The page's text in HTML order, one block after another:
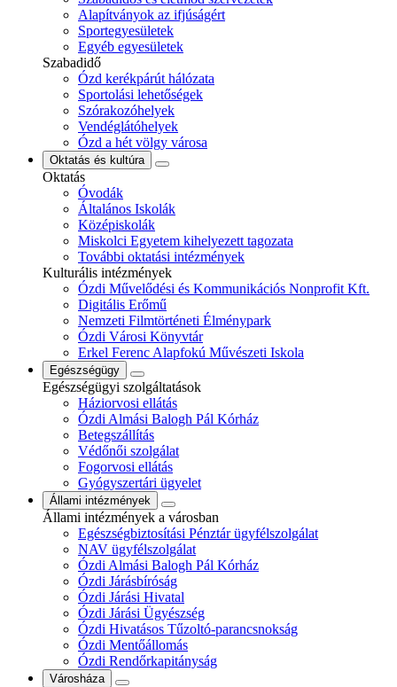
Alapítványok az ifjúságért
Sportegyesületek
Egyéb egyesületek
Szabadidő
Ózd kerékpárút hálózata
Sportolási lehetőségek
Szórakozóhelyek
Vendéglátóhelyek
Ózd a hét völgy városa
Oktatás és kultúra
Oktatás
Óvodák
Általános Iskolák
Középiskolák
Miskolci Egyetem kihelyezett tagozata
További oktatási intézmények
Kulturális intézmények
Ózdi Művelődési és Kommunikációs Nonprofit Kft.
Digitális Erőmű
Nemzeti Filmtörténeti Élménypark
Ózdi Városi Könyvtár
Erkel Ferenc Alapfokú Művészeti Iskola
Egészségügy
Egészségügyi szolgáltatások
Háziorvosi ellátás
Ózdi Almási Balogh Pál Kórház
Betegszállítás
Védőnői szolgálat
Fogorvosi ellátás
Gyógyszertári ügyelet
Állami intézmények
Állami intézmények a városban
Egészségbiztosítási Pénztár ügyfélszolgálat
NAV ügyfélszolgálat
Ózdi Almási Balogh Pál Kórház
Ózdi Járásbíróság
Ózdi Járási Hivatal
Ózdi Járási Ügyészség
Ózdi Hivatásos Tűzoltó-parancsnokság
Ózdi Mentőállomás
Ózdi Rendőrkapitányság
Városháza